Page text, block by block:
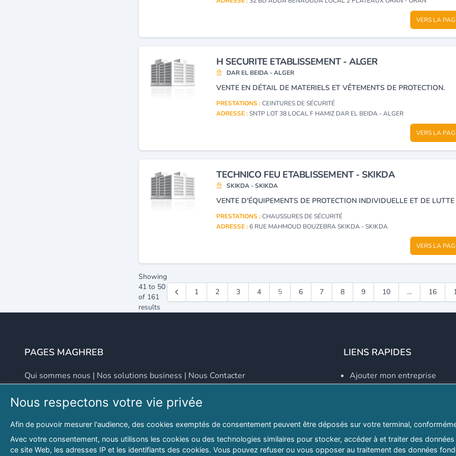
VERS LA
H SECURITE ETABLISSEMENT - ALGER
DAR EL BEIDA - ALGER
VENTE EN DÉTAIL DE MATERIELS ET VÊTEMENTS DE PROTECTION.
PRESTATIONS :CEINTURES DE SÉCURITÉ
ADRESSE :SNTP LOT 38 LOCAL F HAMIZ DAR EL BEIDA - ALGER
VERS LA
TECHNICO FEU ETABLISSEMENT - SKIKDA
SKIKDA - SKIKDA
PRESTATIONS :CHAUSSURES DE SÉCURITÉ
ADRESSE :6 RUE MAHMOUD BOUZEBRA SKIKDA - SKIKDA
VERS LA
Showing
41 to 50
of 161
results
1 2 3 4 5 6 7 8 9 10 ... 16
PAGES MAGHREB
Qui sommes nous | Nos solutions business | Nous Contacter
Adresse
46 LOT. PETITE PROVENCE SIDI YAHIA
Email
contact@lespagesmaghreb.com
LIENS RAPIDES
Ajouter mon entreprise
Explorer par secteurs
Explorer par willayas
Nous respectons votre vie privée
Afin de pouvoir mesurer l'audience, des cookies exemptés de consentement peuvent être déposés sur votre terminal,
Avec votre consentement, nous utilisons les cookies ou des technologies similaires pour stocker, accéder à et traiter des
ce site Web, les adresses IP et les identifiants des cookies. Vous pouvez refuser ou vous opposer au traitement des données